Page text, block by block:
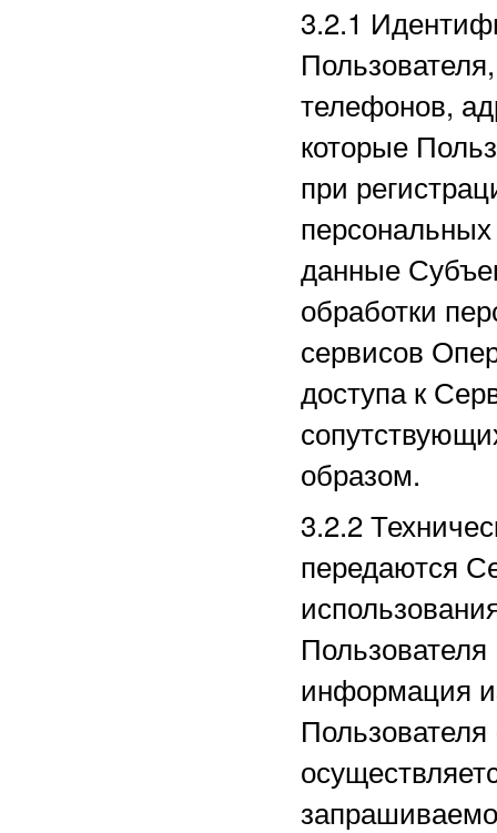
3.2.1
телефонов,
которые
при
данные
обработки
сервисов
доступа к
образом.
3.2.2
передаются
информация